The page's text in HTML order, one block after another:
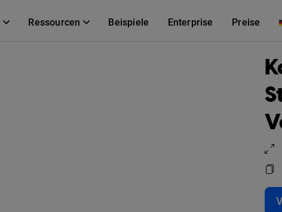
Ressourcen Beispiele Enterprise Preise